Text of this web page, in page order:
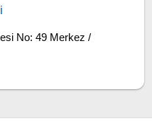
No: 49 Merkez /